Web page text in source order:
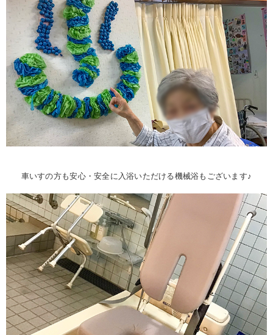
車いすの方も安心・安全に入浴いただける機械浴もございます♪